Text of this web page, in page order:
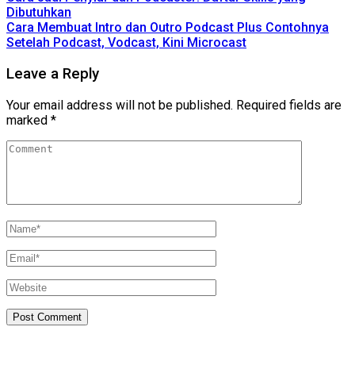
Dibutuhkan
Cara Membuat Intro dan Outro Podcast Plus Contohnya
Setelah Podcast, Vodcast, Kini Microcast
Leave a Reply
Your email address will not be published. Required fields are
marked *